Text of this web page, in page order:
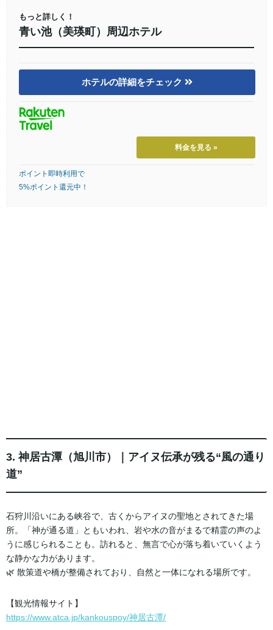
もっと詳しく！
青い池（美瑛町）周辺ホテル
ホテルの詳細をチェック
料金を見る »
ポイント即時利用で
5%ポイント還元中！
3. 神居古潭（旭川市）｜アイヌ伝承が残る“風の通り
道”
石狩川沿いにある峡谷で、古くからアイヌの聖地とされてきた場
所。「神が通る道」ともいわれ、岩や水の音がまるで精霊の声のよ
うに感じられることも。訪れると、無言で心が落ち着いていくよう
な静かな力があります。
🌿 散策道や橋が整備されており、自然と一体になれる場所です。
【観光情報サイト】
https://www.atca.jp/kankouspoy/神居古潭/